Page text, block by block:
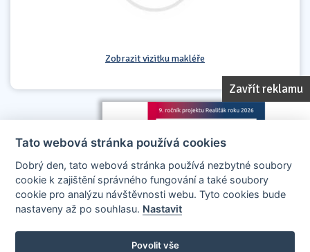
Zavřít reklamu
Zobrazit vizitku makléře
Stránky vytvořeny v iD-SIGN
Tato webová stránka používá cookies
Dobrý den, tato webová stránka používá nezbytné soubory
cookie k zajištění správného fungování a také soubory
cookie pro analýzu návštěvnosti webu. Tyto cookies bude
nastaveny až po souhlasu. Nastavit
Povolit vše